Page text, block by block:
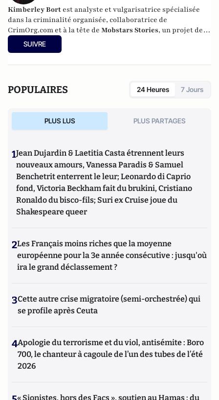
Kimberley Bort est analyste et vulgarisatrice spécialisée
dans la criminalité organisée, collaboratrice de
CrimOrg.com et à la tête de Mobstars Stories, un projet de
contenus sur les réseaux sociaux qui explore les
dynamiques du crime organisé et ses représentations.
SUIVRE
POPULAIRES 24 Heures 7 Jours
PLUS LUS PLUS PARTAGES
1Jean Dujardin & Laetitia Casta étrennent leurs
nouveaux amours, Vanessa Paradis & Samuel
Benchetrit enterrent le leur; Leonardo di Caprio
fond, Victoria Beckham fait du brukini, Cristiano
Ronaldo du bisco-fils; Suri ex Cruise joue du
Shakespeare queer
2Les Français moins riches que la moyenne
européenne pour la 3e année consécutive : jusqu'où
ira le grand déclassement ?
3Cette autre crise migratoire (semi-orchestrée) qui
se profile après Ceuta
4Apologie du terrorisme et du viol, antisémite : Boro
700, le chanteur à cagoule de l’un des tubes de l’été
2026
« Sionistes, hors des Facs », soutien au Hamas : du